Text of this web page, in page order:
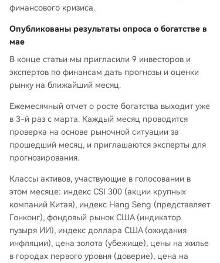
финансового кризиса.
Опубликованы результаты опроса о богатстве в
мае
В конце статьи мы пригласили 9 инвесторов и
экспертов по финансам дать прогнозы и оценки
рынку на ближайший месяц.
Ежемесячный отчет о росте богатства выходит уже
в 3-й раз с марта. Каждый месяц проводится
проверка на основе рыночной ситуации за
прошедший месяц, и приглашаются эксперты для
прогнозирования.
Классы активов, участвующие в голосовании в
этом месяце: индекс CSI 300 (акции крупных
компаний Китая), индекс Hang Seng (представляет
Гонконг), фондовый рынок США (индикатор
пузыря ИИ), индекс доллара США (ожидания
инфляции), цена золота (убежище), цены на жилье
в городах первого уровня (доверие), цена на